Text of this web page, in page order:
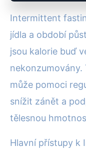
Intermittent
jídla a období
jsou kalorie buď
může pomoci
snížit zánět a
tělesnou
Hlavní přístupy k